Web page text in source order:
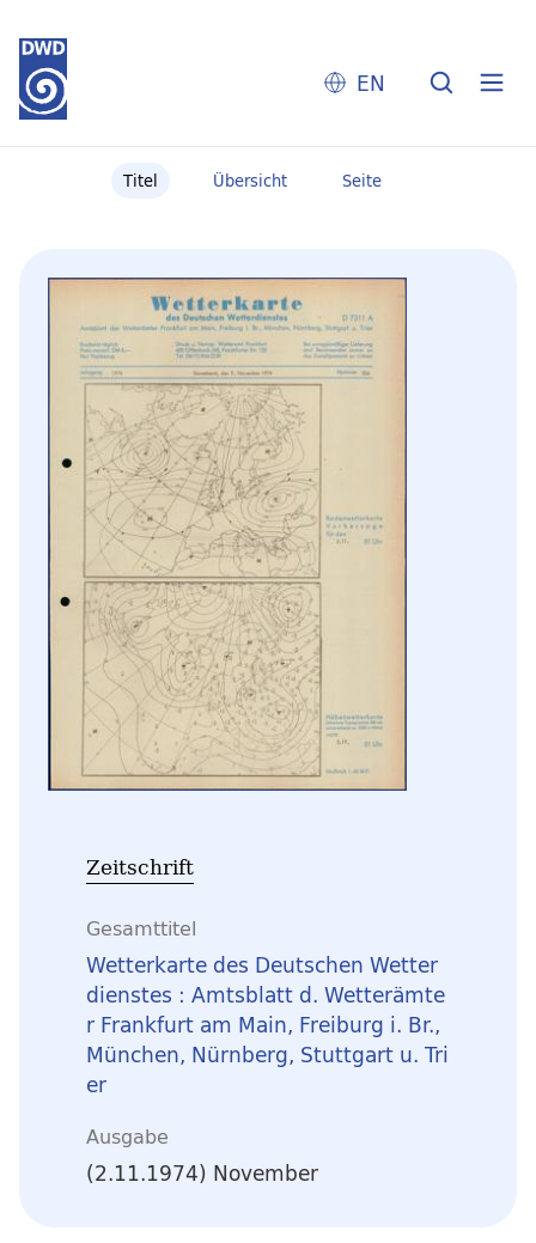
EN
Titel Übersicht Seite
Zeitschrift
Gesamttitel
Wetterkarte des Deutschen Wetter
dienstes : Amtsblatt d. Wetterämte
r Frankfurt am Main, Freiburg i. Br.,
München, Nürnberg, Stuttgart u. Tri
er
Ausgabe
(2.11.1974) November